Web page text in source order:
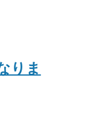
りま